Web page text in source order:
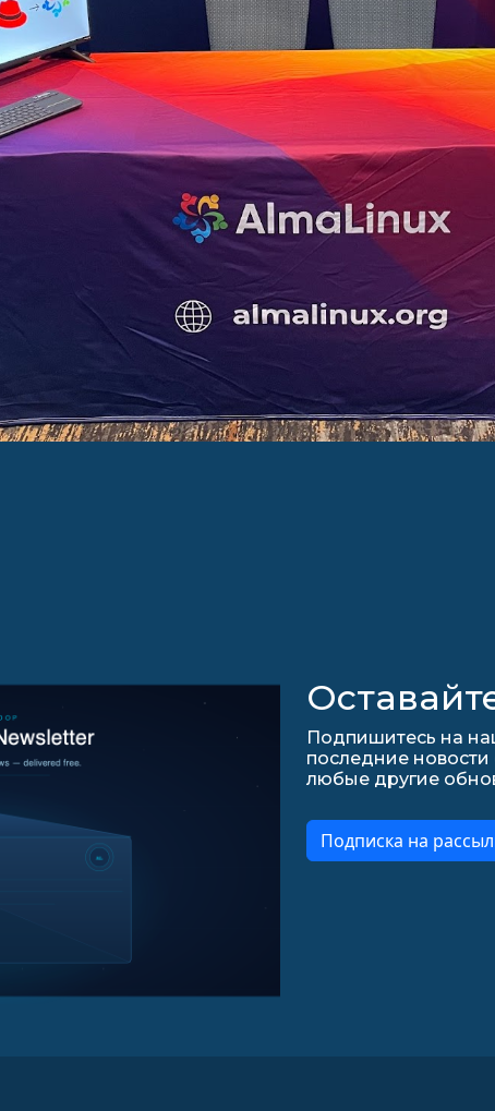
Подпишитесь на
последние
любые другие
Подписка на